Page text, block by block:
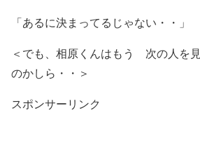
「あるに決まってるじゃない・・」
＜でも、相原くんはもう 次の人を
のかしら・・＞
スポンサーリンク